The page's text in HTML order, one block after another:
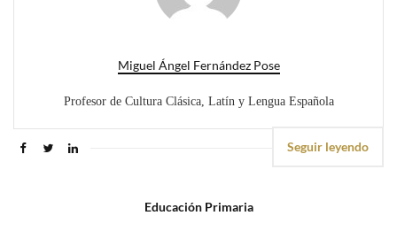
Miguel Ángel Fernández Pose
Profesor de Cultura Clásica, Latín y Lengua Española
Seguir leyendo
Educación Primaria